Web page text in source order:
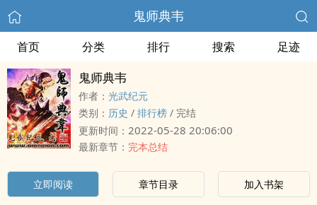
鬼师典韦
首页 分类 排行 搜索 足迹
鬼师典韦
作者： 光武纪元
类别： 历史 / 排行榜 / 完结
更新时间： 2022-05-28 20:06:00
最新章节： 完本总结
立即阅读 章节目录 加入书架